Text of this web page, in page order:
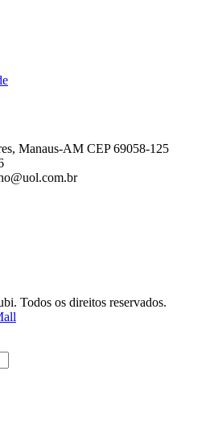
Manaus-AM CEP 69058-125
Todos os direitos reservados.